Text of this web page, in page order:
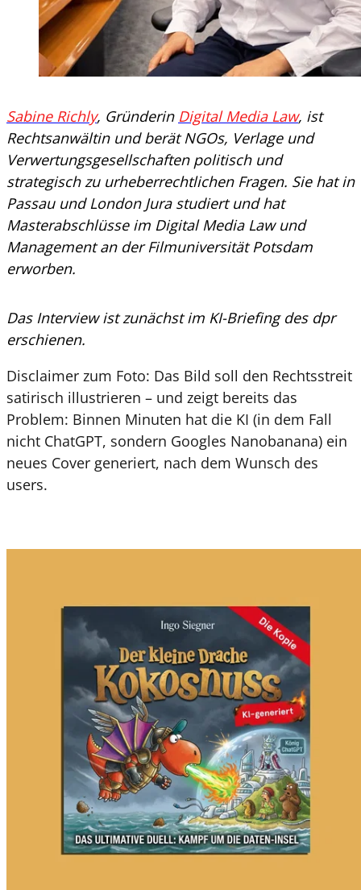
Sabine Richly, Gründerin Digital Media Law, ist
Rechtsanwältin und berät NGOs, Verlage und
Verwertungsgesellschaften politisch und
strategisch zu urheberrechtlichen Fragen. Sie hat in
Passau und London Jura studiert und hat
Masterabschlüsse im Digital Media Law und
Management an der Filmuniversität Potsdam
erworben.
Das Interview ist zunächst im KI-Briefing des dpr
erschienen.
Disclaimer zum Foto: Das Bild soll den Rechtsstreit
satirisch illustrieren – und zeigt bereits das
Problem: Binnen Minuten hat die KI (in dem Fall
nicht ChatGPT, sondern Googles Nanobanana) ein
neues Cover generiert, nach dem Wunsch des
users.